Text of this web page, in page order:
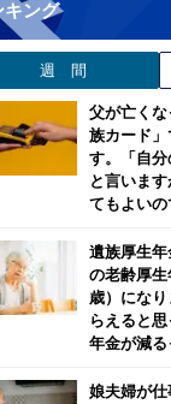
キング
週 間
父が亡く
族カード」
す。「自分
と言いま
てもよいの
遺族厚生
の老齢厚生
歳）にな
らえると
年金が減る
娘夫婦が